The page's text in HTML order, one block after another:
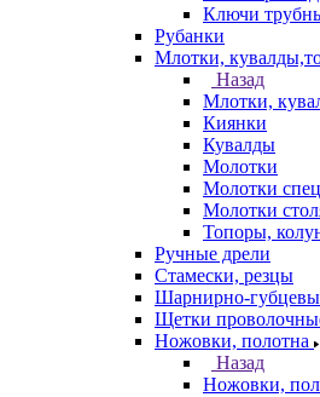
Ключи
Рубанки
Млотки,
Назад
Млотки,
Киянки
Кувалды
Молотки
Молотки
Молотки
Топоры,
Ручные дрели
Стамески, резцы
Шарнирно-
Щетки
Ножовки, полотна
Назад
Ножовки,